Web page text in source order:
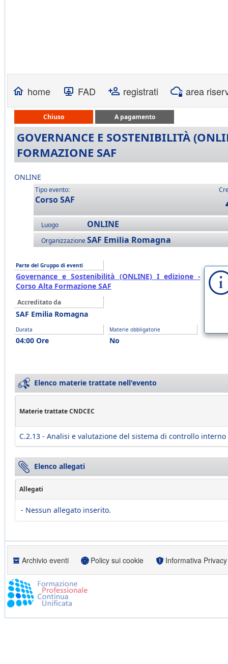
home FAD registrati area
Chiuso A pagamento
GOVERNANCE E SOSTENIBILITÀ
FORMAZIONE SAF
ONLINE
Tipo evento:
Corso SAF
Luogo ONLINE
OrganizzazioneSAF Emilia Romagna
Parte del Gruppo di eventi
Governance e Sostenibilità (ONLINE) I edizione -
Corso Alta Formazione SAF
Accreditato da
SAF Emilia Romagna
Durata
04:00 Ore
Materie obbligatorie
No
Elenco materie trattate nell'evento
Materie trattate CNDCEC
C.2.13 - Analisi e valutazione del sistema di controllo interno
Elenco allegati
Allegati
- Nessun allegato inserito.
Archivio eventi Policy sui cookie Informativa Privacy